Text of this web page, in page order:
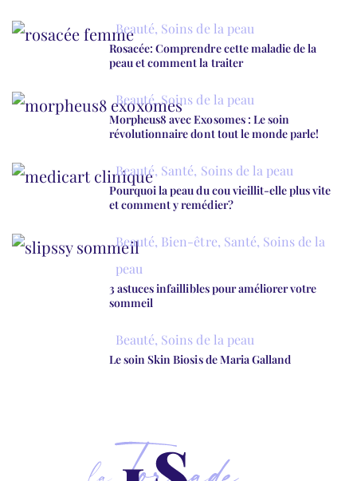
Beauté, Soins de la peau
Rosacée: Comprendre cette maladie de la
peau et comment la traiter
Beauté,Soins de la peau
Morpheus8 avec Exosomes : Le soin
révolutionnaire dont tout le monde parle!
Beauté, Santé, Soins de la peau
Pourquoi la peau du cou vieillit-elle plus vite
et comment y remédier?
Beauté, Bien-être, Santé, Soins de la
peau
3 astuces infaillibles pour améliorer votre
sommeil
Beauté, Soins de la peau
Le soin Skin Biosis de Maria Galland